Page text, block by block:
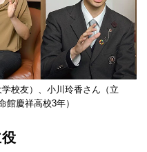
校友）、小川玲香さん（立
館慶祥高校3年）